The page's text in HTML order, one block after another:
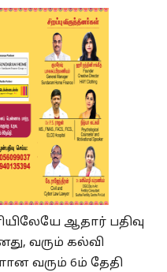
ஆதார் பதிவு
வரும் கல்வி
வரும் 6ம் தேதி